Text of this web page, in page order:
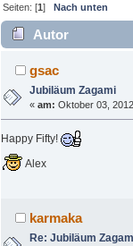
Seiten: [1]Nach unten
Autor
(Gelesen 2842 mal)
gsac
Jubiläum Zagami
«am: Oktober 03,
Happy Fifty!
Alex
karmaka
Re: Jubiläum